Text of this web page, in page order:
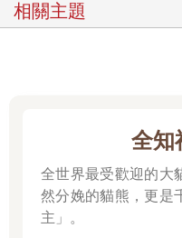
相關主題
全知
全世界最受歡迎的大
然分娩的貓熊，更是
主」。